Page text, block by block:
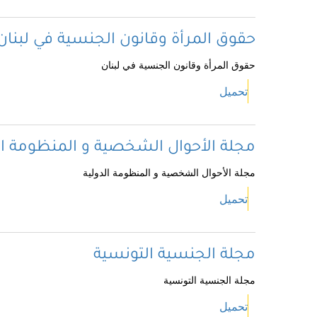
حقوق المرأة وقانون الجنسية في
حقوق المرأة وقانون الجنسية في لبنان
تحميل
مجلة الأحوال الشخصية و المنظومة
مجلة الأحوال الشخصية و المنظومة الدولية
تحميل
مجلة الجنسية التونسية
مجلة الجنسية التونسية
تحميل